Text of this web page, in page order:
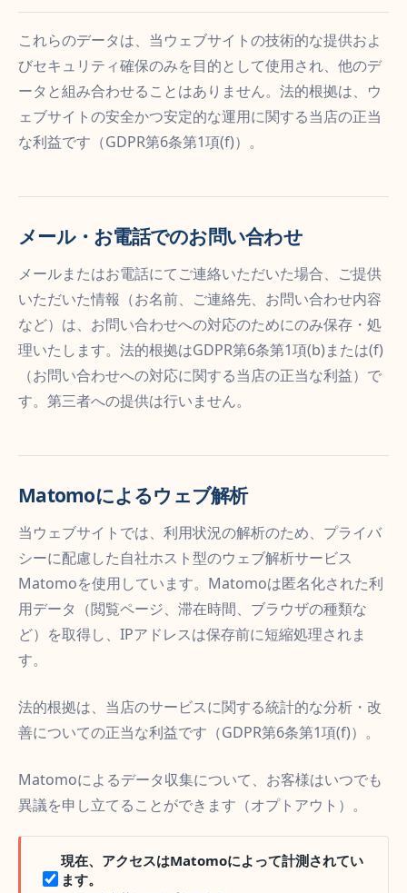
これらのデータは、当ウェブサイトの技術的な提供およ
びセキュリティ確保のみを目的として使用され、他のデ
ータと組み合わせることはありません。法的根拠は、ウ
ェブサイトの安全かつ安定的な運用に関する当店の正当
な利益です（GDPR第6条第1項(f)）。
メール・お電話でのお問い合わせ
メールまたはお電話にてご連絡いただいた場合、ご提供
いただいた情報（お名前、ご連絡先、お問い合わせ内容
など）は、お問い合わせへの対応のためにのみ保存・処
理いたします。法的根拠はGDPR第6条第1項(b)または(f)
（お問い合わせへの対応に関する当店の正当な利益）で
す。第三者への提供は行いません。
Matomoによるウェブ解析
当ウェブサイトでは、利用状況の解析のため、プライバ
シーに配慮した自社ホスト型のウェブ解析サービス
Matomoを使用しています。Matomoは匿名化された利
用データ（閲覧ページ、滞在時間、ブラウザの種類な
ど）を取得し、IPアドレスは保存前に短縮処理されま
す。
法的根拠は、当店のサービスに関する統計的な分析・改
善についての正当な利益です（GDPR第6条第1項(f)）。
Matomoによるデータ収集について、お客様はいつでも
異議を申し立てることができます（オプトアウト）。
現在、アクセスはMatomoによって計測されてい
ます。